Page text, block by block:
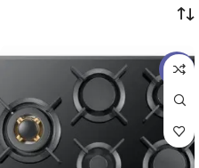
מבצע